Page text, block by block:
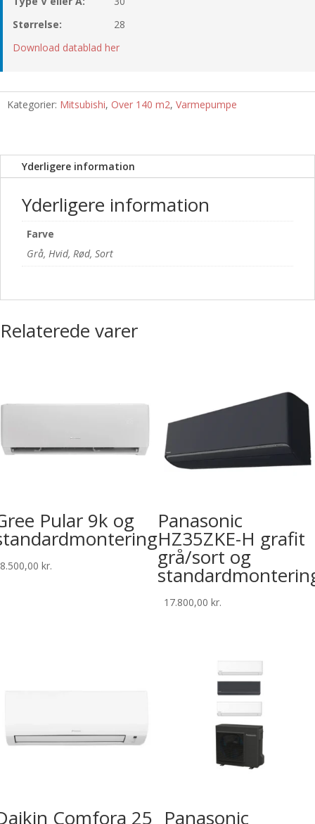
Størrelse:
28
Download datablad her
Kategorier: Mitsubishi, Over 140 m2, Varmepumpe
Yderligere information
Yderligere information
Farve
Grå, Hvid, Rød, Sort
Relaterede varer
Pular 9k og
8.500,00 kr.
Panasonic
HZ35ZKE-H grafit
grå/sort og
17.800,00 kr.
Comfora 25 Panasonic